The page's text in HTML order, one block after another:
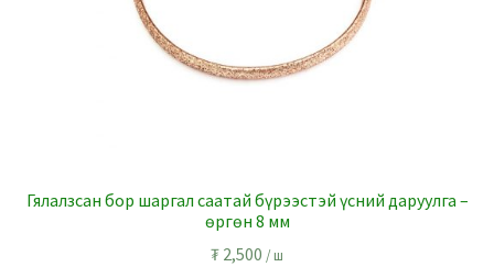
Гялалзсан бор шаргал саатай бүрээстэй үсний даруулга –
өргөн 8 мм
₮ 2,500 / ш